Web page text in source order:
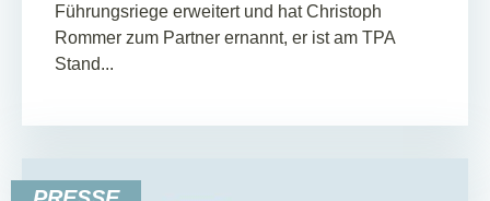
Führungsriege erweitert und hat Christoph
Rommer zum Partner ernannt, er ist am TPA
Stand...